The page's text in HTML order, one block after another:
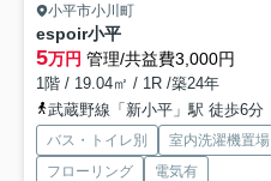
小平市小川町
espoir小平
5万円 管理/共益費3,000円
1階 / 19.04㎡ / 1R /築24年
武蔵野線「新小平」駅 徒歩6分
バス・トイレ別 室内洗濯機置場
フローリング
電気有